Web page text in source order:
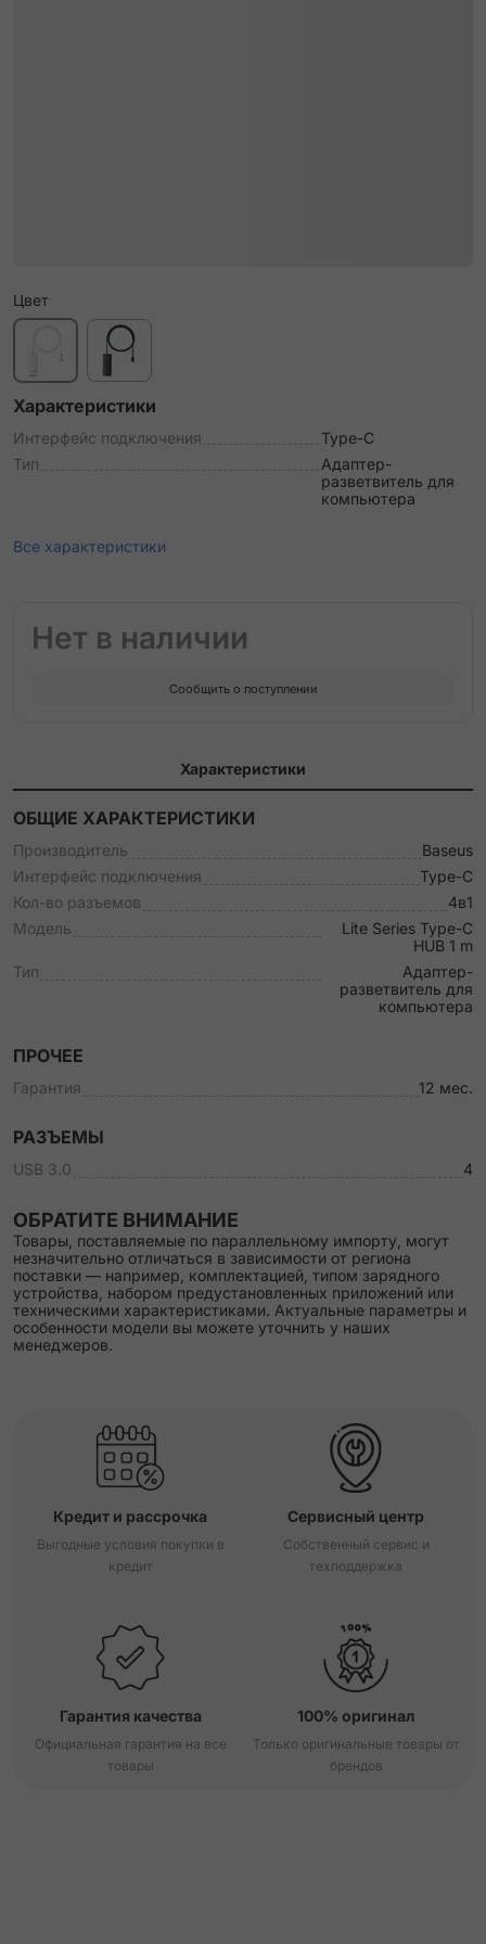
Цвет
Характеристики
Интерфейс подключения
Type-C
Тип
Адаптер-
разветвитель для
компьютера
Все характеристики
Нет в наличии
Сообщить о поступлении
Характеристики
ОБЩИЕ ХАРАКТЕРИСТИКИ
Производитель
Baseus
Интерфейс подключения
Type-C
Кол-во разъемов
4в1
Модель
Lite Series Type-C
HUB 1 m
Тип
Адаптер-
разветвитель для
компьютера
ПРОЧЕЕ
Гарантия 12 мес.
РАЗЪЕМЫ
USB 3.0 4
ОБРАТИТЕ ВНИМАНИЕ
Товары, поставляемые по параллельному импорту, могут
незначительно отличаться в зависимости от региона
поставки — например, комплектацией, типом зарядного
устройства, набором предустановленных приложений или
техническими характеристиками. Актуальные параметры и
особенности модели вы можете уточнить у наших
менеджеров.
Кредит и рассрочка
Выгодные условия покупки в
кредит
Сервисный центр
Собственный сервис и
техподдержка
Гарантия качества
Официальная гарантия на все
товары
100% оригинал
Только оригинальные товары от
брендов